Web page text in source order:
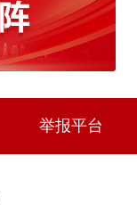
举报平台